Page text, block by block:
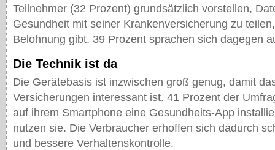
Teilnehmer (32 Prozent) grundsätzlich vorstellen,
Gesundheit mit seiner Krankenversicherung zu
Belohnung gibt. 39 Prozent sprachen sich dagegen
Die Technik ist da
Die Gerätebasis ist inzwischen groß genug, damit
Versicherungen interessant ist. 41 Prozent der
auf ihrem Smartphone eine Gesundheits-App
nutzen sie. Die Verbraucher erhoffen sich dadurch
und bessere Verhaltenskontrolle.